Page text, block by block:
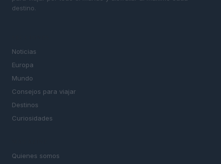
destino.
Noticias
Europa
Mundo
Consejos para viajar
Destinos
Curiosidades
Quienes somos